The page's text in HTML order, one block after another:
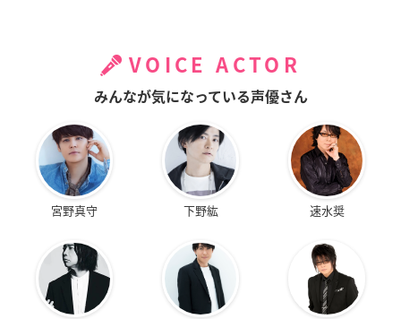
VOICE ACTOR
みんなが気になっている声優さん
宮野真守 下野紘 速水奨